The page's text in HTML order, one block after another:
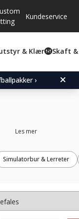
Kundeservice
& Klær Skaft &
›
Les mer
Simulatorbur & Lerreter